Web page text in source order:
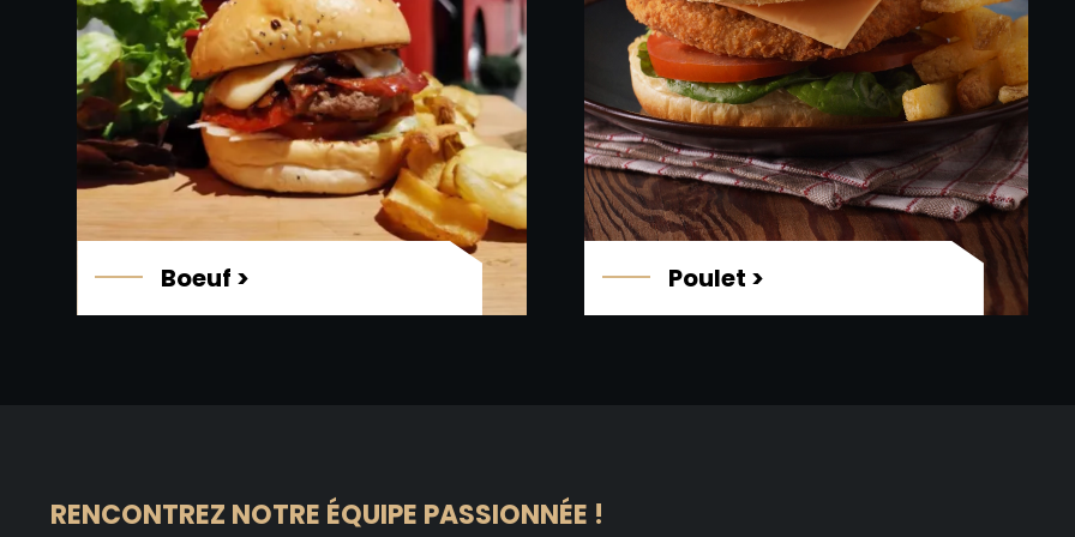
Boeuf Poulet
RENCONTREZ NOTRE ÉQUIPE PASSIONNÉE !